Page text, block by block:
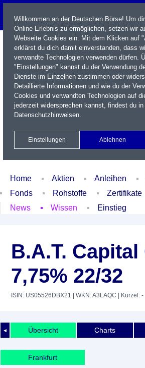
Name / WKN / ISIN / Kürzel
Xetra Realtime
Watchlist Portfolio
Home Aktien Anleihen
Fonds
Rohstoffe Zertifikate
News
Wissen Einstieg
B.A.T. Capital
7,75% 22/32
ISIN: US05526DBX21 | WKN: A3LAQC | Kürzel: -
◄ Übersicht Charts
Frankfurt
Willkommen an der Deutschen Börse! Um
Online-Erlebnis zu ermöglichen, setzen wir
Webseite Cookies ein. Mit dem Klicken auf
erklärst du dich damit einverstanden, dass
verwandte Technologien verwenden dürfen.
"Einstellungen" kannst du der Verwendung
Dienste im Einzelnen zustimmen oder
Detaillierte Informationen und wie du der
Cookies und verwandten Technologien auf
jederzeit widersprechen kannst, findest du in
Datenschutzhinweisen.
Einstellungen Ablehnen